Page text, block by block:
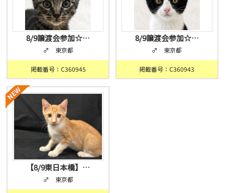
8/9譲渡会参加☆…
♂ 東京都
掲載番号：C360945
8/9譲渡会参加☆…
♂ 東京都
掲載番号：C360943
【8/9東日本橋】…
♂ 東京都